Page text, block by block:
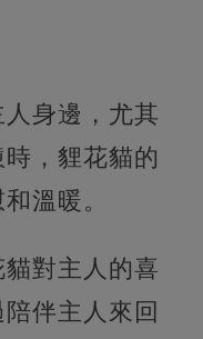
身邊，尤其
，貍花貓的
溫暖。
對主人的喜
伴主人來回